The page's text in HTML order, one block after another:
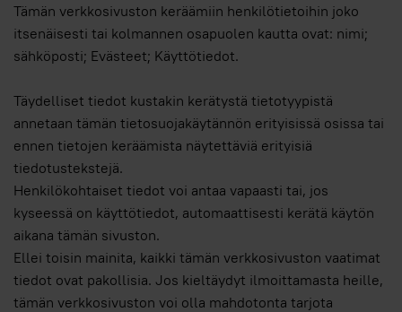
Tämän verkkosivuston keräämiin henkilötietoihin joko
itsenäisesti tai kolmannen osapuolen kautta ovat: nimi;
sähköposti; Evästeet; Käyttötiedot.
Täydelliset tiedot kustakin kerätystä tietotyypistä
annetaan tämän tietosuojakäytännön erityisissä osissa tai
ennen tietojen keräämista näytettäviä erityisiä
tiedotustekstejä.
Henkilökohtaiset tiedot voi antaa vapaasti tai, jos
kyseessä on käyttötiedot, automaattisesti kerätä käytön
aikana tämän sivuston.
Ellei toisin mainita, kaikki tämän verkkosivuston vaatimat
tiedot ovat pakollisia. Jos kieltäydyt ilmoittamasta heille,
tämän verkkosivuston voi olla mahdotonta tarjota